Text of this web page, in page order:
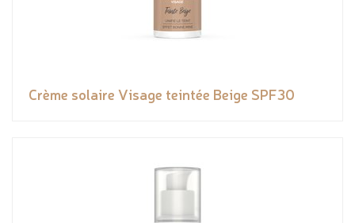
Crème solaire Visage teintée Beige SPF30